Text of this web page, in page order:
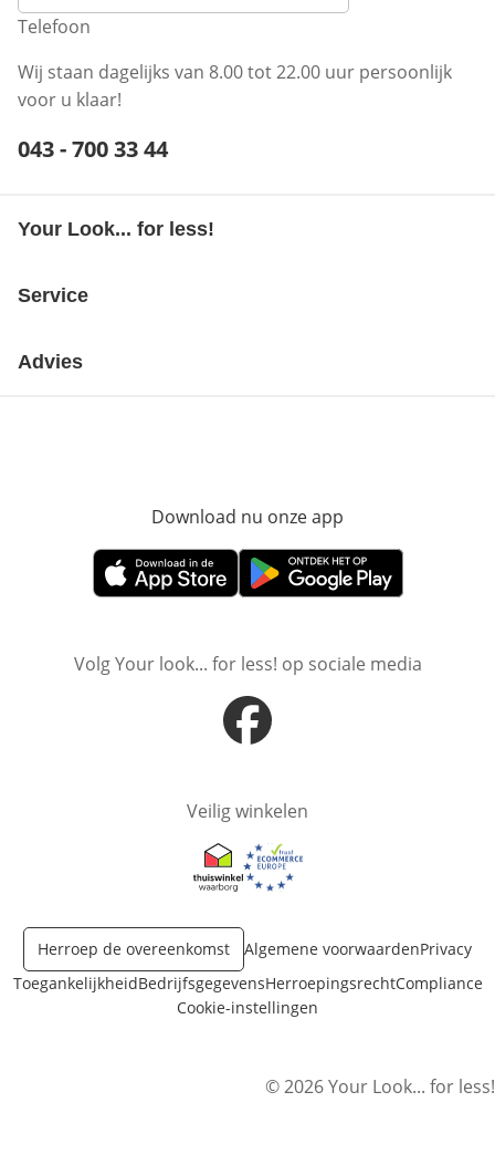
Telefoon
Wij staan dagelijks van 8.00 tot 22.00 uur persoonlijk
voor u klaar!
Telefoonnummer:
043 - 700 33 44
Your Look... for less!
Service
Advies
Download nu onze app
Opent in nieuw vensterOpent in nieuw venster
Volg Your look... for less! op sociale media
Opent in nieuw venster
Veilig winkelen
Opent in nieuw venster
Opent in nieuw venster
Herroep de overeenkomst Algemene voorwaardenPrivacy
ToegankelijkheidBedrijfsgegevensHerroepingsrechtCompliance
Cookie-instellingen
© 2026 Your Look... for less!